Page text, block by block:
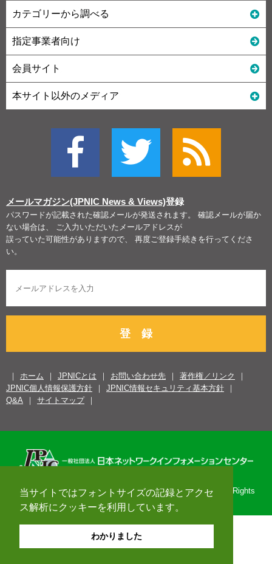
当サイトではフォントサイズの記録とアクセ
ス解析にクッキーを利用しています。
わかりました
カテゴリーから調べる
指定事業者向け
会員サイト
本サイト以外のメディア
メールマガジン(JPNIC News & Views)登録
パスワードが記載された確認メールが発送されます。 確認メールが届か
ない場合は、 ご入力いただいたメールアドレスが
誤っていた可能性がありますので、 再度ご登録手続きを行ってくださ
い。
登 録
ホーム JPNICとは お問い合わせ先
著作権／リンク
JPNIC個人情報保護方針
JPNIC情報セキュリティ基本方針
Q&A
サイトマップ
Copyright© 1996-2026 Japan Network Information Center. All Rights
Reserved.